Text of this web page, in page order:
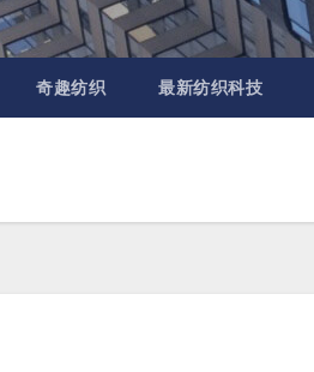
奇趣纺织 最新纺织科技